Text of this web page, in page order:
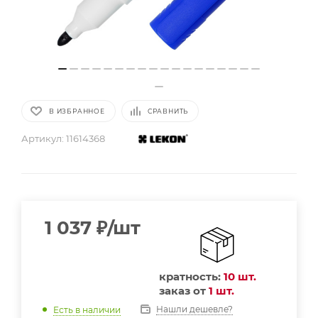
В ИЗБРАННОЕ СРАВНИТЬ
Артикул: 11614368
1 037 ₽/шт
кратность: 10 шт.
заказ от 1 шт.
Есть в наличии Нашли дешевле?